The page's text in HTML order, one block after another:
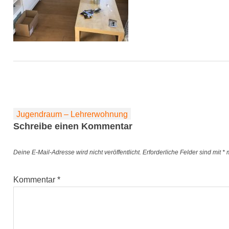
Beitragsnavigation
Jugendraum – Lehrerwohnung
Schreibe einen Kommentar
Deine E-Mail-Adresse wird nicht veröffentlicht. Erforderliche Felder sind mit*
Kommentar*